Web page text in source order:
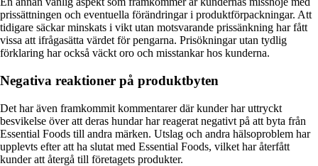
prissättningen och eventuella förändringar i produktförpackningar. Att
tidigare säckar minskats i vikt utan motsvarande prissänkning har fått
vissa att ifrågasätta värdet för pengarna. Prisökningar utan tydlig
förklaring har också väckt oro och misstankar hos kunderna.
Negativa reaktioner på produktbyten
Det har även framkommit kommentarer där kunder har uttryckt
besvikelse över att deras hundar har reagerat negativt på att byta från
Essential Foods till andra märken. Utslag och andra hälsoproblem har
upplevts efter att ha slutat med Essential Foods, vilket har återfått
kunder att återgå till företagets produkter.